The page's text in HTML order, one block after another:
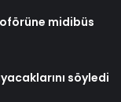
midibüs
söyledi